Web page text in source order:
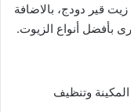
قير دودج، بالاضافة
بأفضل أنواع الزيوت.
وتنظيف